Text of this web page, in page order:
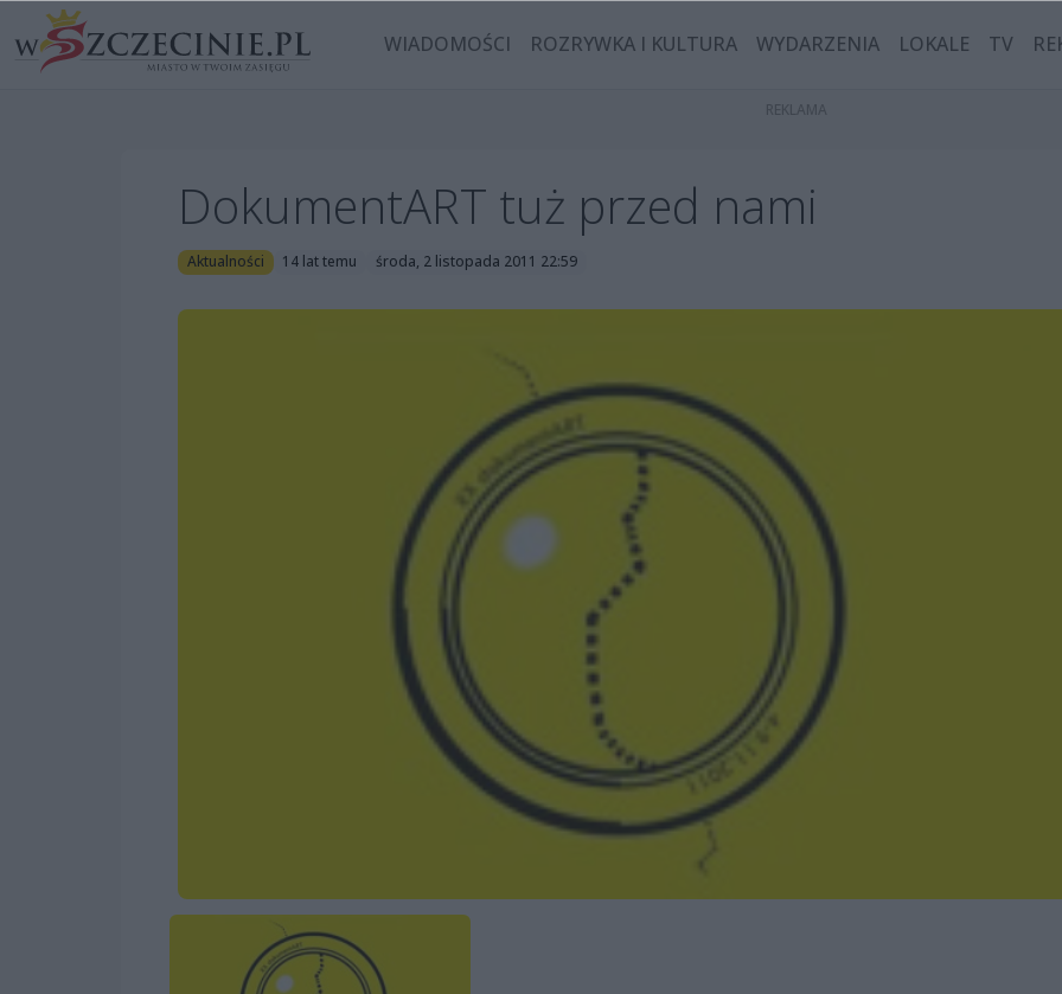
WIADOMOŚCI ROZRYWKA I KULTURA WYDARZENIA LOKALE TV
DokumentART tuż przed nami
Aktualności 14 lat temu środa, 2 listopada 2011 22:59